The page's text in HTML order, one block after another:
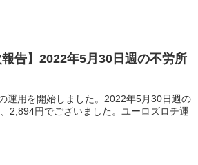
告】2022年5月30日週の不労所
運用を開始しました。2022年5月30日週の
2,894円でございました。ユーロズロチ運